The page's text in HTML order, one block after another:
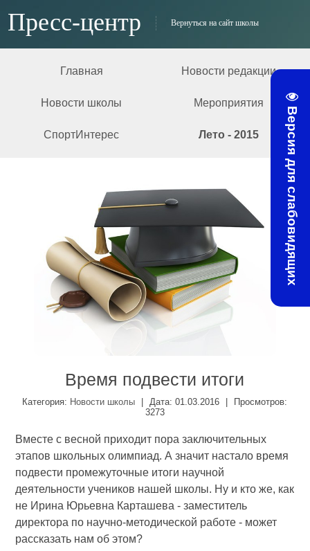
Версия для слабовидящих
Пресс-центр Вернуться на сайт школы
Главная Новости редакции
Новости школы Мероприятия
СпортИнтерес Лето - 2015
Время подвести итоги
Категория: Новости школы Дата: 01.03.2016 Просмотров:
3273
Вместе с весной приходит пора заключительных
этапов школьных олимпиад. А значит настало время
подвести промежуточные итоги научной
деятельности учеников нашей школы. Ну и кто же, как
не Ирина Юрьевна Карташева - заместитель
директора по научно-методической работе - может
рассказать нам об этом?